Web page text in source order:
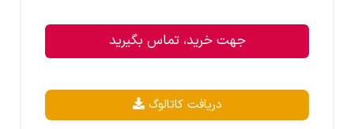
جهت خرید، تماس بگیرید
دریافت کاتالوگ